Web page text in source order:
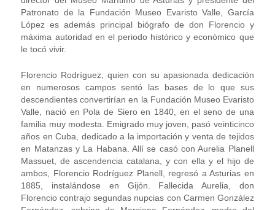
Patronato de la Fundación Museo Evaristo Valle, García
López es además principal biógrafo de don Florencio y
máxima autoridad en el periodo histórico y económico que
le tocó vivir.
Florencio Rodríguez, quien con su apasionada dedicación
en numerosos campos sentó las bases de lo que sus
descendientes convertirían en la Fundación Museo Evaristo
Valle, nació en Pola de Siero en 1840, en el seno de una
familia muy modesta. Emigrado muy joven, pasó veinticinco
años en Cuba, dedicado a la importación y venta de tejidos
en Matanzas y La Habana. Allí se casó con Aurelia Planell
Massuet, de ascendencia catalana, y con ella y el hijo de
ambos, Florencio Rodríguez Planell, regresó a Asturias en
1885, instalándose en Gijón. Fallecida Aurelia, don
Florencio contrajo segundas nupcias con Carmen González